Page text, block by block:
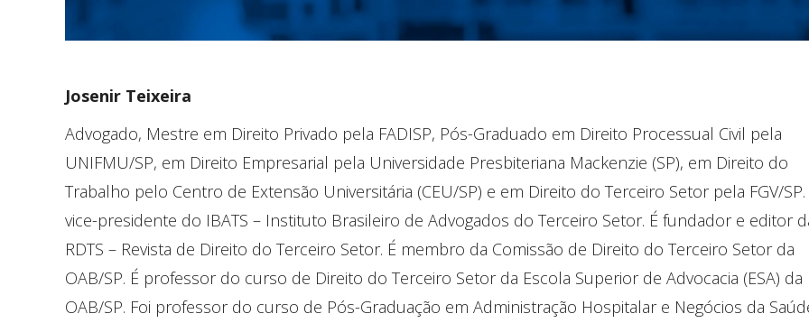
Josenir Teixeira
Advogado, Mestre em Direito Privado pela FADISP, Pós-Graduado em Direito Processual Civil pela
UNIFMU/SP, em Direito Empresarial pela Universidade Presbiteriana Mackenzie (SP), em Direito do
Trabalho pelo Centro de Extensão Universitária (CEU/SP) e em Direito do Terceiro Setor pela FGV/SP.
vice-presidente do IBATS – Instituto Brasileiro de Advogados do Terceiro Setor. É fundador e editor
RDTS – Revista de Direito do Terceiro Setor. É membro da Comissão de Direito do Terceiro Setor da
OAB/SP. É professor do curso de Direito do Terceiro Setor da Escola Superior de Advocacia (ESA) da
OAB/SP. Foi professor do curso de Pós-Graduação em Administração Hospitalar e Negócios da